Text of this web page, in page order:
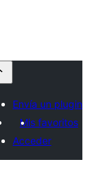
Envía un plugin
Mis favoritos
Acceder